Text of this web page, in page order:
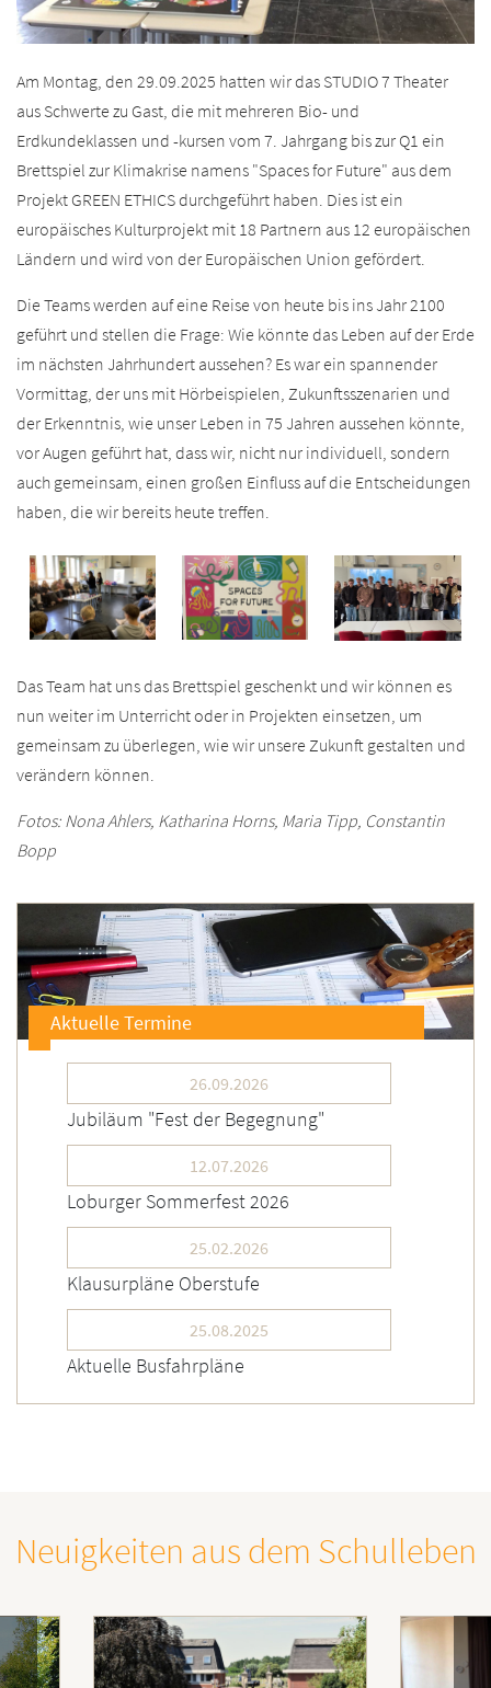
Am Montag, den 29.09.2025 hatten wir das STUDIO 7 Theater
aus Schwerte zu Gast, die mit mehreren Bio- und
Erdkundeklassen und -kursen vom 7. Jahrgang bis zur Q1 ein
Brettspiel zur Klimakrise namens "Spaces for Future" aus dem
Projekt GREEN ETHICS durchgeführt haben. Dies ist ein
europäisches Kulturprojekt mit 18 Partnern aus 12 europäischen
Ländern und wird von der Europäischen Union gefördert.
Die Teams werden auf eine Reise von heute bis ins Jahr 2100
geführt und stellen die Frage: Wie könnte das Leben auf der Erde
im nächsten Jahrhundert aussehen? Es war ein spannender
Vormittag, der uns mit Hörbeispielen, Zukunftsszenarien und
der Erkenntnis, wie unser Leben in 75 Jahren aussehen könnte,
vor Augen geführt hat, dass wir, nicht nur individuell, sondern
auch gemeinsam, einen großen Einfluss auf die Entscheidungen
haben, die wir bereits heute treffen.
Das Team hat uns das Brettspiel geschenkt und wir können es
nun weiter im Unterricht oder in Projekten einsetzen, um
gemeinsam zu überlegen, wie wir unsere Zukunft gestalten und
verändern können.
Fotos: Nona Ahlers, Katharina Horns, Maria Tipp, Constantin
Bopp
Aktuelle Termine
26.09.2026
Jubiläum "Fest der Begegnung"
12.07.2026
Loburger Sommerfest 2026
25.02.2026
Klausurpläne Oberstufe
25.08.2025
Aktuelle Busfahrpläne
Neuigkeiten aus dem Schulleben